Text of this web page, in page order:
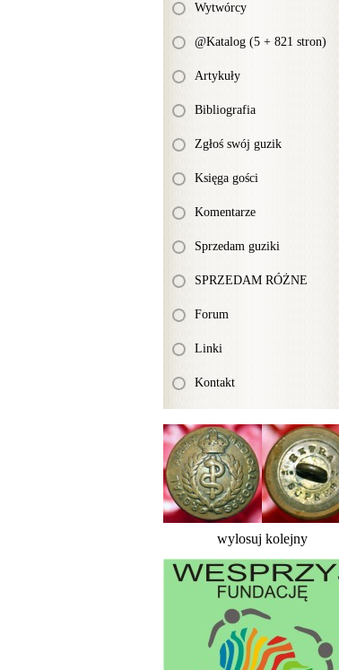
Wytwórcy
@Katalog (5 + 821 stron)
Artykuły
Bibliografia
Zgłoś swój guzik
Księga gości
Komentarze
Sprzedam guziki
SPRZEDAM RÓŻNE
Forum
Linki
Kontakt
wylosuj kolejny